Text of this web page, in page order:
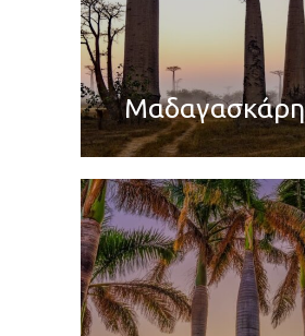
Μαδαγασκάρη